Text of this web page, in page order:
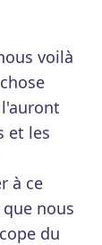
voilà
et les
à ce
nous
du